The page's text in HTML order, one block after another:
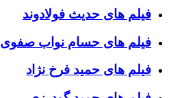
فیلم های حدیث فولادوند
فیلم های حسام نواب صفوی
فیلم های حمید فرخ نژاد